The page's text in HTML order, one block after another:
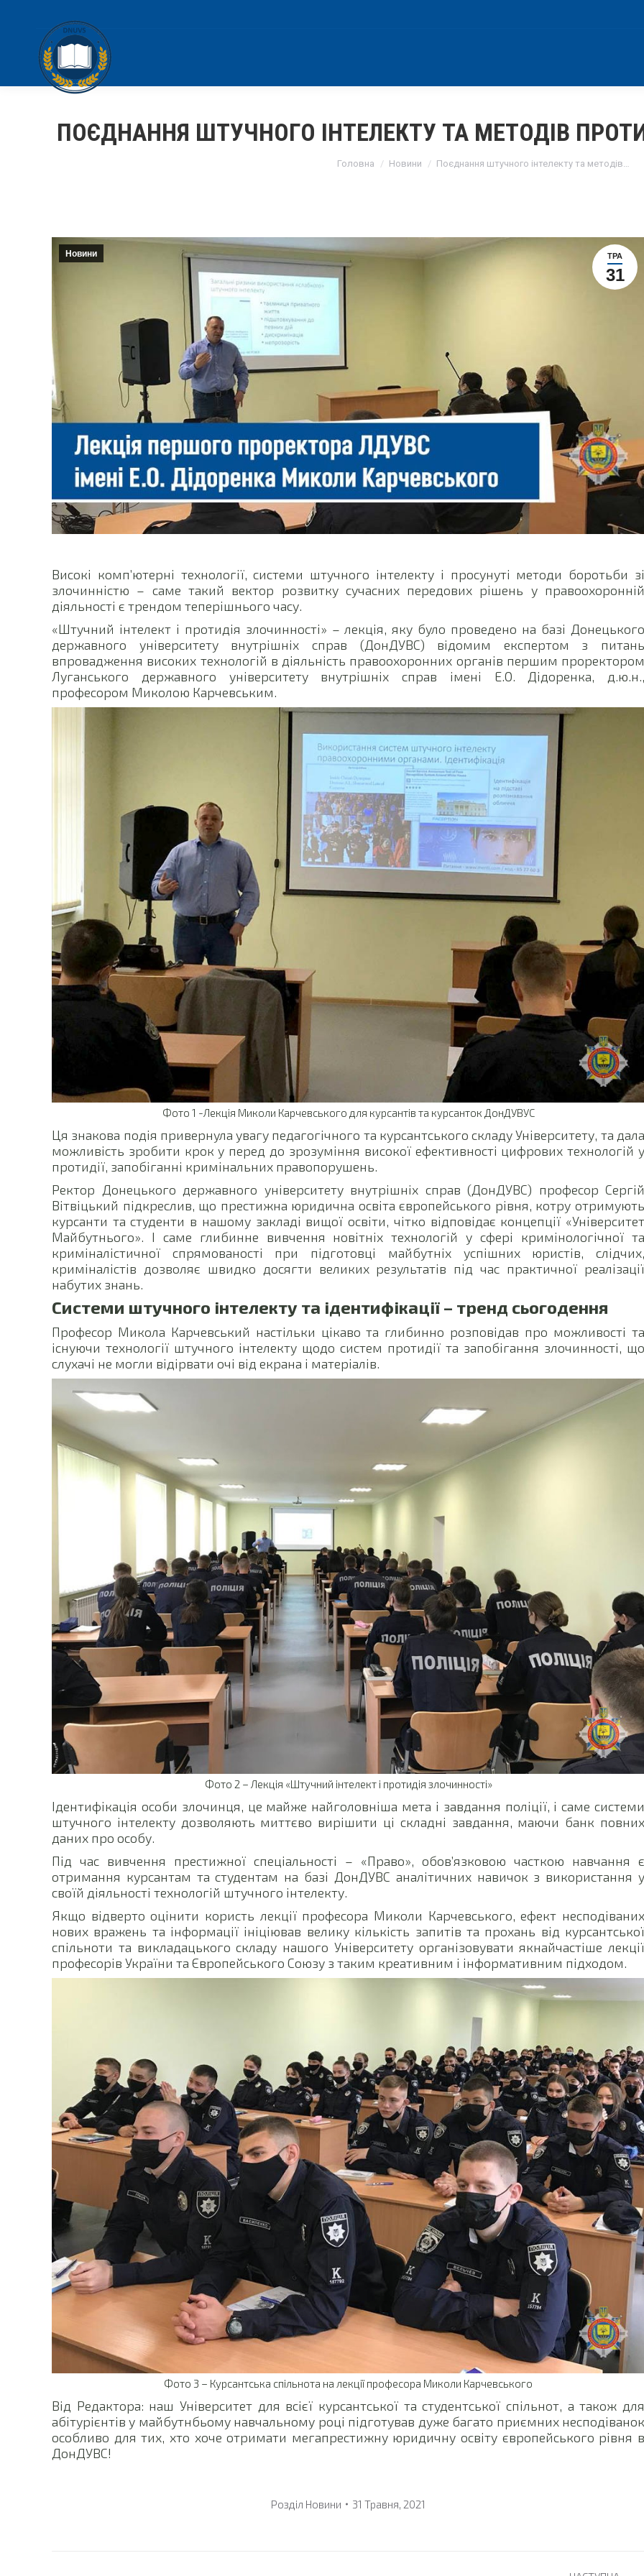
ПОЄДНАННЯ ШТУЧНОГО ІНТЕЛЕКТУ ТА МЕТОДІВ
Головна Новини Поєднання штучного інтелекту та методів…
ТРА
31
Новини
Високі комп’ютерні технології, системи штучного інтелекту і просунуті методи боротьби зі
злочинністю – саме такий вектор розвитку сучасних передових рішень у правоохоронній
діяльності є трендом теперішнього часу.
«Штучний інтелект і протидія злочинності» – лекція, яку було проведено на базі Донецького
державного університету внутрішніх справ (ДонДУВС) відомим експертом з питань
впровадження високих технологій в діяльність правоохоронних органів першим проректором
Луганського державного університету внутрішніх справ імені Е.О. Дідоренка, д.ю.н.,
професором Миколою Карчевським.
Фото 1 -Лекція Миколи Карчевського для курсантів та курсанток ДонДУВУС
Ця знакова подія привернула увагу педагогічного та курсантського складу Університету, та дала
можливість зробити крок у перед до зрозуміння високої ефективності цифрових технологій у
протидії, запобіганні кримінальних правопорушень.
Ректор Донецького державного університету внутрішніх справ (ДонДУВС) професор Сергій
Вітвіцький підкреслив, що престижна юридична освіта європейського рівня, котру отримують
курсанти та студенти в нашому закладі вищої освіти, чітко відповідає концепції «Університет
Майбутнього». І саме глибинне вивчення новітніх технологій у сфері кримінологічної та
криміналістичної спрямованості при підготовці майбутніх успішних юристів, слідчих,
криміналістів дозволяє швидко досягти великих результатів під час практичної реалізації
набутих знань.
Системи штучного інтелекту та ідентифікації – тренд сьогодення
Професор Микола Карчевський настільки цікаво та глибинно розповідав про можливості та
існуючи технології штучного інтелекту щодо систем протидії та запобігання злочинності, що
слухачі не могли відірвати очі від екрана і матеріалів.
Фото 2 – Лекція «Штучний інтелект і протидія злочинності»
Ідентифікація особи злочинця, це майже найголовніша мета і завдання поліції, і саме системи
штучного інтелекту дозволяють миттєво вирішити ці складні завдання, маючи банк повних
даних про особу.
Під час вивчення престижної спеціальності – «Право», обов’язковою часткою навчання є
отримання курсантам та студентам на базі ДонДУВС аналітичних навичок з використання у
своїй діяльності технологій штучного інтелекту.
Якщо відверто оцінити користь лекції професора Миколи Карчевського, ефект несподіваних
нових вражень та інформації ініціював велику кількість запитів та прохань від курсантської
спільноти та викладацького складу нашого Університету організовувати якнайчастіше лекції
професорів України та Європейського Союзу з таким креативним і інформативним підходом.
Фото 3 – Курсантська спільнота на лекції професора Миколи Карчевського
Від Редактора: наш Університет для всієї курсантської та студентської спільнот, а також для
абітурієнтів у майбутнбьому навчальному році підготував дуже багато приємних несподіванок
особливо для тих, хто хоче отримати мегапрестижну юридичну освіту європейського рівня в
ДонДУВС!
Розділ Новини 31 Травня, 2021